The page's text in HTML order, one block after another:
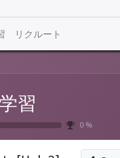
リクルート
習
0 %